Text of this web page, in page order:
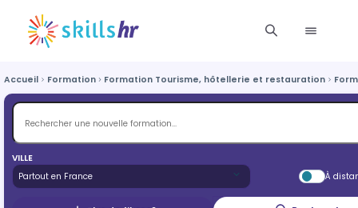
Accueil Formation Formation Tourisme, hôtellerie et restauration
VILLE
À